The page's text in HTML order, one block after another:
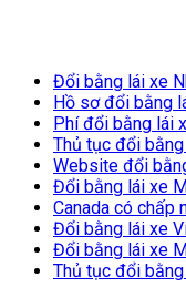
Đổi bằng lái xe
Hồ sơ đổi bằng
Phí đổi bằng lái
Thủ tục đổi
Website đổi
Đổi bằng lái xe
Canada có chấp
Đổi bằng lái xe
Đổi bằng lái xe
Thủ tục đổi